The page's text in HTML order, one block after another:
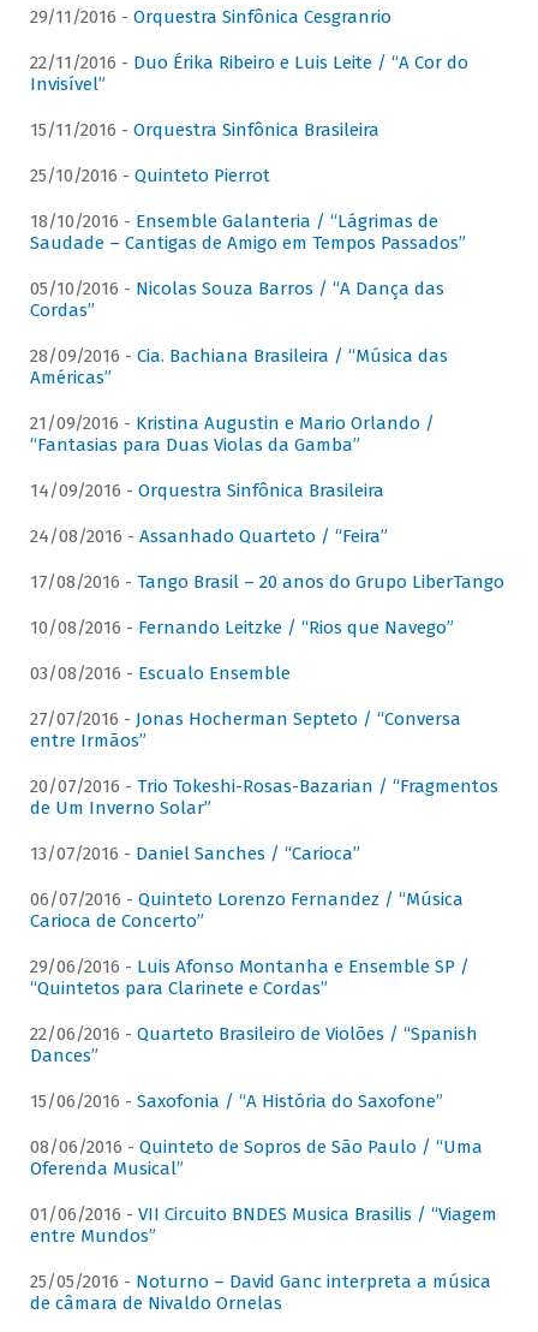
29/11/2016 - Orquestra Sinfônica Cesgranrio
22/11/2016 - Duo Érika Ribeiro e Luis Leite / “A Cor do
Invisível”
15/11/2016 - Orquestra Sinfônica Brasileira
25/10/2016 - Quinteto Pierrot
18/10/2016 - Ensemble Galanteria / “Lágrimas de
Saudade – Cantigas de Amigo em Tempos Passados”
05/10/2016 - Nicolas Souza Barros / “A Dança das
Cordas”
28/09/2016 - Cia. Bachiana Brasileira / “Música das
Américas”
21/09/2016 - Kristina Augustin e Mario Orlando /
“Fantasias para Duas Violas da Gamba”
14/09/2016 - Orquestra Sinfônica Brasileira
24/08/2016 - Assanhado Quarteto / “Feira”
17/08/2016 - Tango Brasil – 20 anos do Grupo LiberTango
10/08/2016 - Fernando Leitzke / “Rios que Navego”
03/08/2016 - Escualo Ensemble
27/07/2016 - Jonas Hocherman Septeto / “Conversa
entre Irmãos”
20/07/2016 - Trio Tokeshi-Rosas-Bazarian / “Fragmentos
de Um Inverno Solar”
13/07/2016 - Daniel Sanches / “Carioca”
06/07/2016 - Quinteto Lorenzo Fernandez / “Música
Carioca de Concerto”
29/06/2016 - Luis Afonso Montanha e Ensemble SP /
“Quintetos para Clarinete e Cordas”
22/06/2016 - Quarteto Brasileiro de Violões / “Spanish
Dances”
15/06/2016 - Saxofonia / “A História do Saxofone”
08/06/2016 - Quinteto de Sopros de São Paulo / “Uma
Oferenda Musical”
01/06/2016 - VII Circuito BNDES Musica Brasilis / “Viagem
entre Mundos”
25/05/2016 - Noturno – David Ganc interpreta a música
de câmara de Nivaldo Ornelas